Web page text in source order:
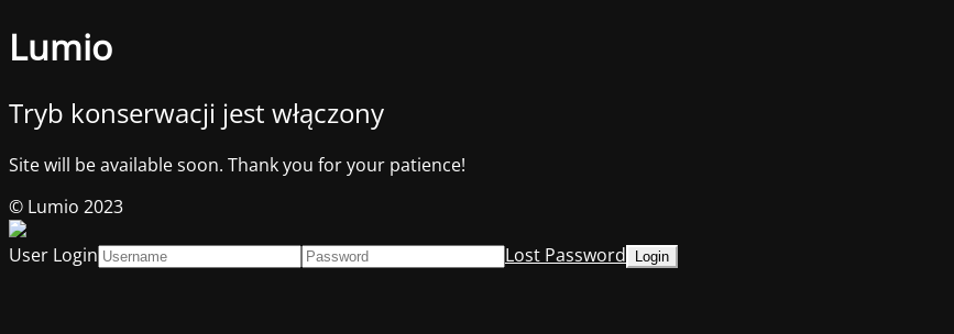
Lumio
Tryb konserwacji jest włączony
Site will be available soon. Thank you for your patience!
© Lumio 2023
User Login
Lost Password